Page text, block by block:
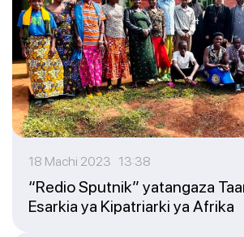
18 Machi 2023 13:38
“Redio Sputnik” yatangaza
Esarkia ya Kipatriarki ya Afrika